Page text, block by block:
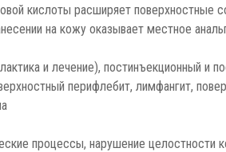
кислоты расширяет
на кожу оказывает местное
и лечение), постинъекционный и
перифлебит, лимфангит,
процессы, нарушение целостности